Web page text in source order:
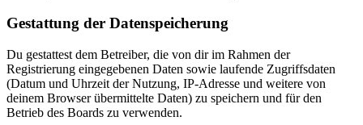
Gestattung der Datenspeicherung
Du gestattest dem Betreiber, die von dir im Rahmen der
Registrierung eingegebenen Daten sowie laufende Zugriffsdaten
(Datum und Uhrzeit der Nutzung, IP-Adresse und weitere von
deinem Browser übermittelte Daten) zu speichern und für den
Betrieb des Boards zu verwenden.